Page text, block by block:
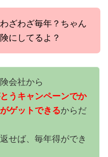
ざわざ毎年？ちゃん
にしてるよ？
会社から
うキャンペーンでか
ゲットできるからだ
せば、毎年得ができ